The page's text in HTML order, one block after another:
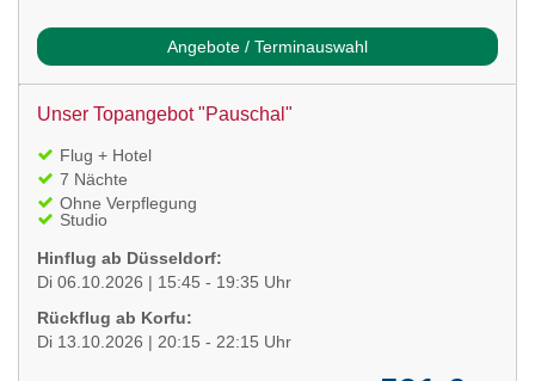
Angebote / Terminauswahl
Unser Topangebot "Pauschal"
Flug + Hotel
7 Nächte
Ohne Verpflegung
Studio
Hinflug ab Düsseldorf:
Di 06.10.2026 | 15:45 - 19:35 Uhr
Rückflug ab Korfu:
Di 13.10.2026 | 20:15 - 22:15 Uhr